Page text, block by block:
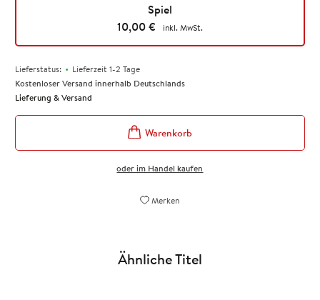
Spiel
10,00€ inkl. MwSt.
Lieferstatus: • Lieferzeit 1-2 Tage
Kostenloser Versand innerhalb Deutschlands
Lieferung & Versand
oder im Handel kaufen
Merken
Ähnliche Titel